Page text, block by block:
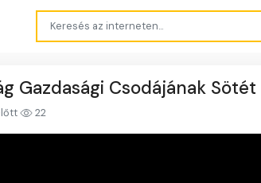
Gazdasági Csodájának
22